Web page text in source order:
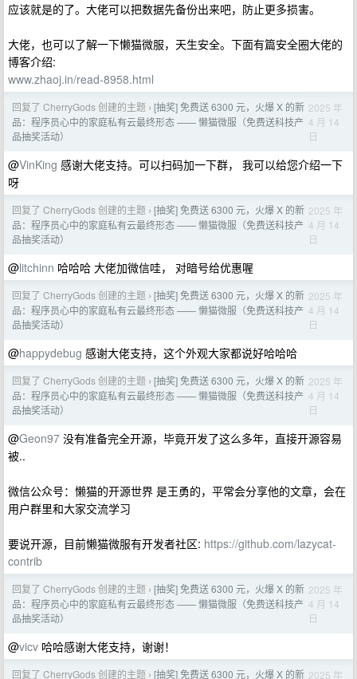
应该就是的了。大佬可以把数据先备份出来吧，防止更多损害。
大佬，也可以了解一下懒猫微服，天生安全。下面有篇安全圈大佬的
博客介绍:
www.zhaoj.in/read-8958.html
回复了 CherryGods 创建的主题 › [抽奖] 免费送 6300 元，火爆 X 的新
品：程序员心中的家庭私有云最终形态 —— 懒猫微服（免费送科技产
品抽奖活动）
2025 年
4 月 14
日
@VinKing 感谢大佬支持。可以扫码加一下群， 我可以给您介绍一下
呀
回复了 CherryGods 创建的主题 › [抽奖] 免费送 6300 元，火爆 X 的新
品：程序员心中的家庭私有云最终形态 —— 懒猫微服（免费送科技产
品抽奖活动）
2025 年
4 月 14
日
@litchinn 哈哈哈 大佬加微信哇， 对暗号给优惠喔
回复了 CherryGods 创建的主题 › [抽奖] 免费送 6300 元，火爆 X 的新
品：程序员心中的家庭私有云最终形态 —— 懒猫微服（免费送科技产
品抽奖活动）
2025 年
4 月 14
日
@happydebug 感谢大佬支持，这个外观大家都说好哈哈哈
回复了 CherryGods 创建的主题 › [抽奖] 免费送 6300 元，火爆 X 的新
品：程序员心中的家庭私有云最终形态 —— 懒猫微服（免费送科技产
品抽奖活动）
2025 年
4 月 14
日
@Geon97 没有准备完全开源，毕竟开发了这么多年，直接开源容易
被..
微信公众号：懒猫的开源世界 是王勇的，平常会分享他的文章，会在
用户群里和大家交流学习
要说开源，目前懒猫微服有开发者社区: https://github.com/lazycat-
contrib
回复了 CherryGods 创建的主题 › [抽奖] 免费送 6300 元，火爆 X 的新
品：程序员心中的家庭私有云最终形态 —— 懒猫微服（免费送科技产
品抽奖活动）
2025 年
4 月 14
日
@vicv 哈哈感谢大佬支持，谢谢！
回复了 CherryGods 创建的主题 › [抽奖] 免费送 6300 元，火爆 X 的新 2025 年